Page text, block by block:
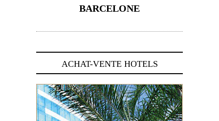
BARCELONE
ACHAT-VENTE HOTELS